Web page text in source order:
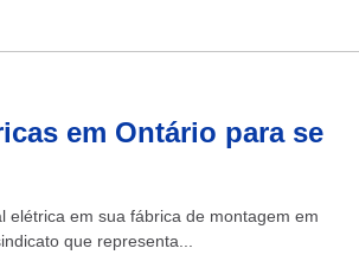
em Ontário para se
em sua fábrica de montagem em
que representa...